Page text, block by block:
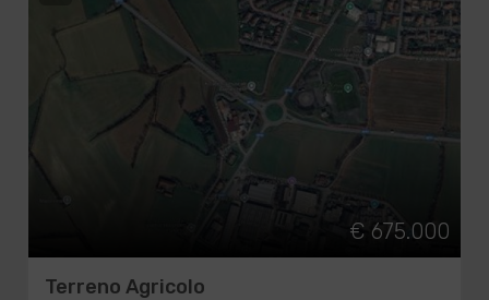
€ 675.000
Terreno Agricolo